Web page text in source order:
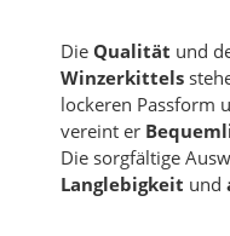
Die Qualität und
Winzerkittels
lockeren Passform
vereint er
Die sorgfältige
Langlebigkeit und